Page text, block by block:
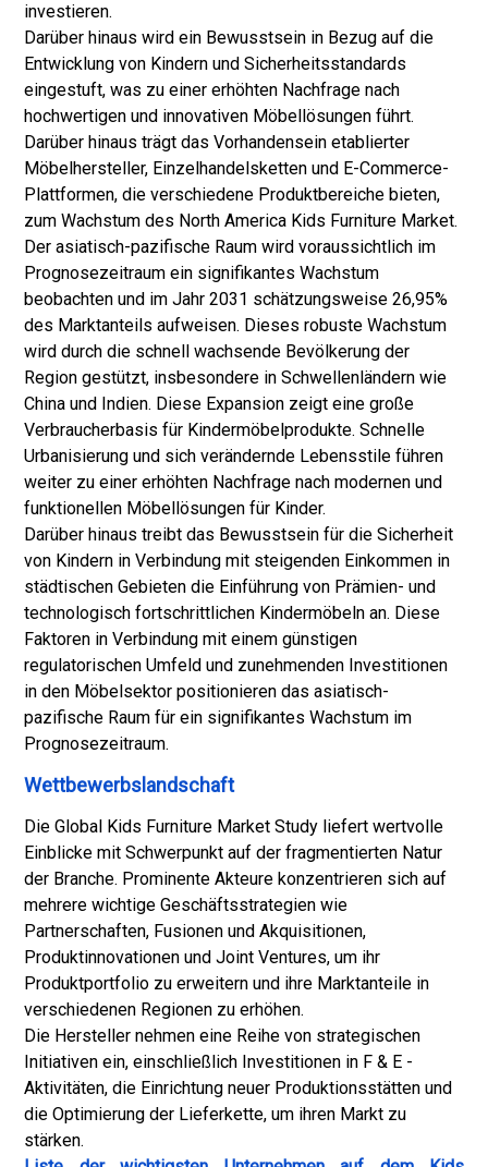
investieren.
Darüber hinaus wird ein Bewusstsein in Bezug auf die
Entwicklung von Kindern und Sicherheitsstandards
eingestuft, was zu einer erhöhten Nachfrage nach
hochwertigen und innovativen Möbellösungen führt.
Darüber hinaus trägt das Vorhandensein etablierter
Möbelhersteller, Einzelhandelsketten und E-Commerce-
Plattformen, die verschiedene Produktbereiche bieten,
zum Wachstum des North America Kids Furniture Market.
Der asiatisch-pazifische Raum wird voraussichtlich im
Prognosezeitraum ein signifikantes Wachstum
beobachten und im Jahr 2031 schätzungsweise 26,95%
des Marktanteils aufweisen. Dieses robuste Wachstum
wird durch die schnell wachsende Bevölkerung der
Region gestützt, insbesondere in Schwellenländern wie
China und Indien. Diese Expansion zeigt eine große
Verbraucherbasis für Kindermöbelprodukte. Schnelle
Urbanisierung und sich verändernde Lebensstile führen
weiter zu einer erhöhten Nachfrage nach modernen und
funktionellen Möbellösungen für Kinder.
Darüber hinaus treibt das Bewusstsein für die Sicherheit
von Kindern in Verbindung mit steigenden Einkommen in
städtischen Gebieten die Einführung von Prämien- und
technologisch fortschrittlichen Kindermöbeln an. Diese
Faktoren in Verbindung mit einem günstigen
regulatorischen Umfeld und zunehmenden Investitionen
in den Möbelsektor positionieren das asiatisch-
pazifische Raum für ein signifikantes Wachstum im
Prognosezeitraum.
Wettbewerbslandschaft
Die Global Kids Furniture Market Study liefert wertvolle
Einblicke mit Schwerpunkt auf der fragmentierten Natur
der Branche. Prominente Akteure konzentrieren sich auf
mehrere wichtige Geschäftsstrategien wie
Partnerschaften, Fusionen und Akquisitionen,
Produktinnovationen und Joint Ventures, um ihr
Produktportfolio zu erweitern und ihre Marktanteile in
verschiedenen Regionen zu erhöhen.
Die Hersteller nehmen eine Reihe von strategischen
Initiativen ein, einschließlich Investitionen in F & E -
Aktivitäten, die Einrichtung neuer Produktionsstätten und
die Optimierung der Lieferkette, um ihren Markt zu
stärken.